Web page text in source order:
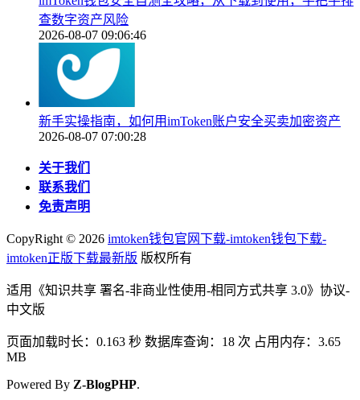
查数字资产风险
2026-08-07 09:06:46
新手实操指南，如何用imToken账户安全买卖加密资产
2026-08-07 07:00:28
关于我们
联系我们
免责声明
CopyRight © 2026 imtoken钱包官网下载-imtoken钱包下载-
imtoken正版下载最新版 版权所有
适用《知识共享 署名-非商业性使用-相同方式共享 3.0》协议-
中文版
页面加载时长：0.163 秒 数据库查询：18 次 占用内存：3.65
MB
Powered By Z-BlogPHP.